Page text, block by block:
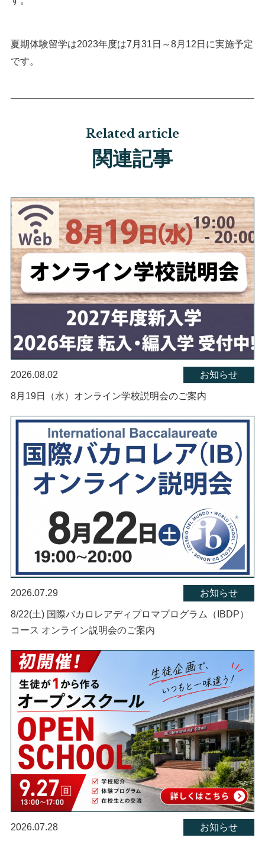
夏期体験留学は2023年度は7月31日～8月12日に実施予定
です。
Related article
関連記事
2026.08.02 お知らせ
8月19日（水）オンライン学校説明会のご案内
2026.07.29 お知らせ
8/22(土) 国際バカロレアディプロマプログラム（IBDP）
コース オンライン説明会のご案内
2026.07.28 お知らせ